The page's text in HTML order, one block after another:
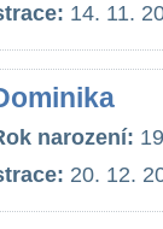
14. 11.
narození:
20. 12.